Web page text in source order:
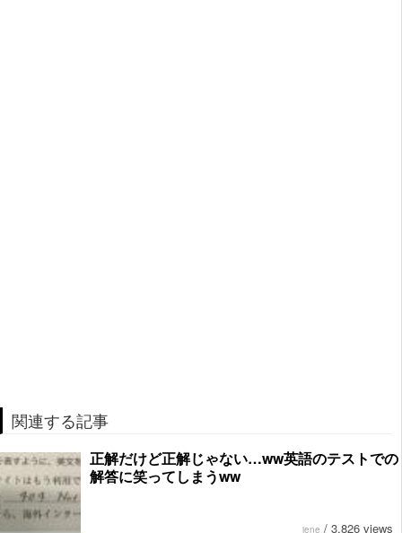
関連する記事
正解だけど正解じゃない…ww英語のテストでの
解答に笑ってしまうww
jene / 3,826 views